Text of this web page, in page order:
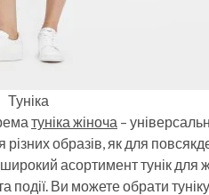
Туніка
туніка жіноча –
образів, як для
асортимент тунік для
Ви можете обрати